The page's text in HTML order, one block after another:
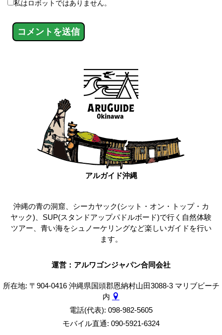
私はロボットではありません。
アルガイド沖縄
沖縄の青の洞窟、シーカヤック(シット・オン・トップ・カ
ヤック)、SUP(スタンドアップパドルボード)で行く自然体験
ツアー、青い海をシュノーケリングなど楽しいガイドを行い
ます。
運営：アルワゴンジャパン合同会社
所在地: 〒904-0416 沖縄県国頭郡恩納村山田3088-3 マリブビーチ
内
電話(代表): 098-982-5605
モバイル直通: 090-5921-6324